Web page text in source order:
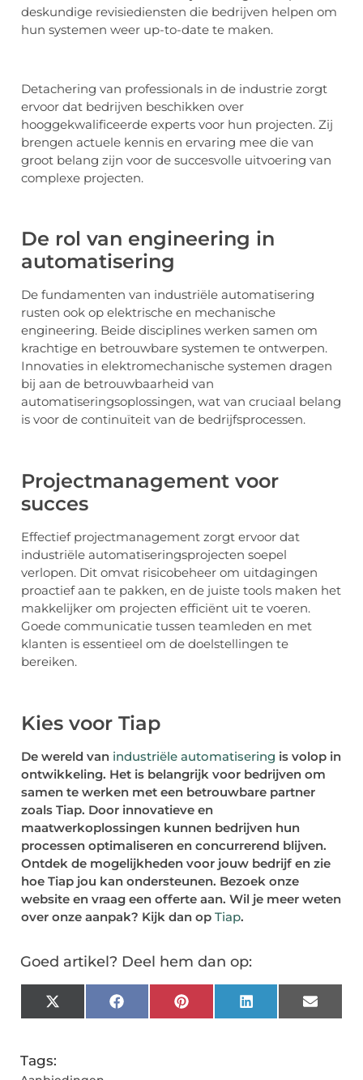
deskundige revisiediensten die bedrijven helpen om
hun systemen weer up-to-date te maken.
Detachering van professionals in de industrie zorgt
ervoor dat bedrijven beschikken over
hooggekwalificeerde experts voor hun projecten. Zij
brengen actuele kennis en ervaring mee die van
groot belang zijn voor de succesvolle uitvoering van
complexe projecten.
De rol van engineering in
automatisering
De fundamenten van industriële automatisering
rusten ook op elektrische en mechanische
engineering. Beide disciplines werken samen om
krachtige en betrouwbare systemen te ontwerpen.
Innovaties in elektromechanische systemen dragen
bij aan de betrouwbaarheid van
automatiseringsoplossingen, wat van cruciaal belang
is voor de continuïteit van de bedrijfsprocessen.
Projectmanagement voor
succes
Effectief projectmanagement zorgt ervoor dat
industriële automatiseringsprojecten soepel
verlopen. Dit omvat risicobeheer om uitdagingen
proactief aan te pakken, en de juiste tools maken het
makkelijker om projecten efficiënt uit te voeren.
Goede communicatie tussen teamleden en met
klanten is essentieel om de doelstellingen te
bereiken.
Kies voor Tiap
De wereld van industriële automatisering is volop in
ontwikkeling. Het is belangrijk voor bedrijven om
samen te werken met een betrouwbare partner
zoals Tiap. Door innovatieve en
maatwerkoplossingen kunnen bedrijven hun
processen optimaliseren en concurrerend blijven.
Ontdek de mogelijkheden voor jouw bedrijf en zie
hoe Tiap jou kan ondersteunen. Bezoek onze
website en vraag een offerte aan. Wil je meer weten
over onze aanpak? Kijk dan op Tiap.
Goed artikel? Deel hem dan op:
X
(Twitter)
FacebookPinterestLinkedInEmail
Tags: